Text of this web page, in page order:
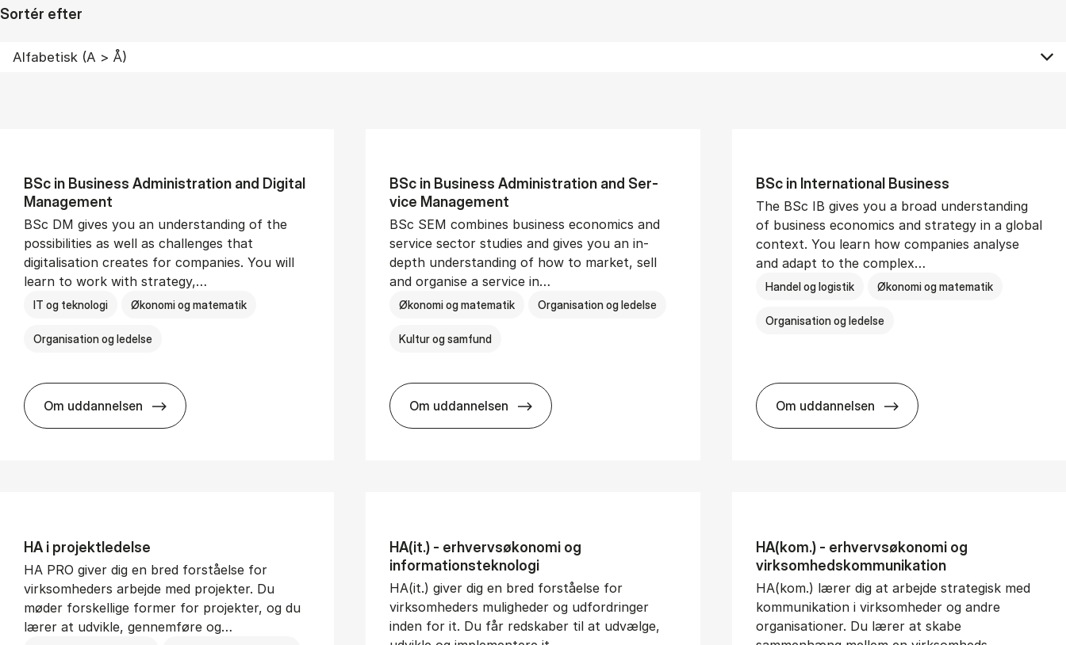
Sortér efter
BSc in Busi­ness Ad­min­is­tra­tion and Di­git­al
Man­age­ment
BSc DM gives you an understanding of the
possibilities as well as challenges that
digitalisation creates for companies. You will
learn to work with strategy,…
IT og teknologi Økonomi og matematik
Organisation og ledelse
Om uddannelsen
BSc in Busi­ness Ad­min­is­tra­tion and Di­git­al Man­age­ment
BSc in Busi­ness Ad­min­is­tra­tion and Ser­
vice Man­age­ment
BSc SEM combines business economics and
service sector studies and gives you an in-
depth understanding of how to market, sell
and organise a service in…
Økonomi og matematik Organisation og ledelse
Kultur og samfund
Om uddannelsen
BSc in Busi­ness Ad­min­is­tra­tion and Ser­vice Man­age­ment
BSc in In­ter­na­tion­al Busi­ness
The BSc IB gives you a broad understanding
of business economics and strategy in a global
context. You learn how companies analyse
and adapt to the complex…
Handel og logistik Økonomi og matematik
Organisation og ledelse
Om uddannelsen
BSc in In­ter­na­tion­al Busi­ness
HA i pro­jekt­le­del­se
HA PRO giver dig en bred forståelse for
virksomheders arbejde med projekter. Du
møder forskellige former for projekter, og du
lærer at udvikle, gennemføre og…
HA(it.) - erhvervs­økonomi og
informations­teknologi
HA(it.) giver dig en bred forståelse for
virksomheders muligheder og udfordringer
inden for it. Du får redskaber til at udvælge,
HA(kom.) - erhvervs­økonomi og
virksomheds­kommunikation
HA(kom.) lærer dig at arbejde strategisk med
kommunikation i virksomheder og andre
organisationer. Du lærer at skabe